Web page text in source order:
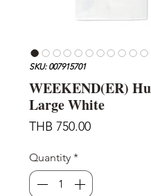
SKU: 007915701
WEEKEND(ER)
Large White
THB 750.00Price
Quantity *